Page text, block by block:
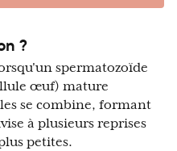
?
spermatozoïde
œuf) mature
se combine, formant
à plusieurs reprises
petites.